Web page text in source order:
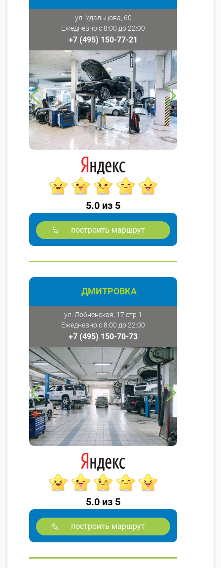
ул. Удальцова, 60
Ежедневно с 8:00 до 22:00
+7 (495) 150-77-21
5.0 из 5
построить маршрут
ДМИТРОВКА
ул. Лобненская, 17 стр 1
Ежедневно с 8:00 до 22:00
+7 (495) 150-70-73
5.0 из 5
построить маршрут